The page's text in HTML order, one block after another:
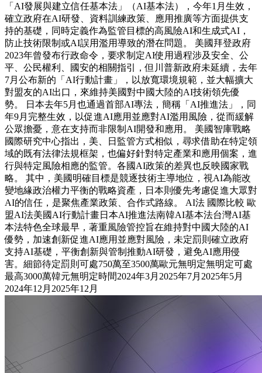
「AI發展與建立信任基本法」（AI基本法），今年1月生效，
確立政府在AI研發、資料訓練政策、應用推廣等方面提供支
持的基礎，同時定義作為監管目標的高風險AI和生成式AI，
防止技術限制或AI誤用濫用導致的潛在問題。 美國拜登政府
2023年曾發布行政命令，要求制定AI使用過程涉及安全、公
平、公民權利、國安的相關指引，但川普新政府未延續，去年
7月公布新的「AI行動計畫」，以放寬環境規範，並大幅擴大
對盟友的AI出口，來維持美國對中國大陸的AI技術領先優
勢。 日本去年5月也通過首部AI專法，簡稱「AI推進法」，同
年9月完整生效，以促進AI應用並應對AI濫用風險，從而緩解
公眾擔憂，意在支持而非限制AI開發和應用。 美國智庫戰略
國際研究中心指出，美、日監管方式相似，尋求借助在特定領
域的既有法律法規框架，也偏好針對特定產業和應用個案，進
行與特定風險相應的監管。各國AI政策的差異也反映國家戰
略。 其中，美國明確目標是競逐技術主導地位，視AI為能改
變地緣政治權力平衡的戰略資產，日本則優先考慮促進大眾對
AI的信任，是聚焦產業政策、合作式路線。 AI法 國際比較 歐
盟AI法美國AI行動計畫日本AI推進法南韓AI基本法台灣AI基
本法特色全球最早，著重風險管控旨在維持對中國大陸的AI
優勢，加速創新促進AI應用並應對風險，未定罰則確立政府
支持AI基礎，平衡創新與管制推動AI研發，避免AI應用侵
害。細節待定罰則可處750萬至3500萬歐元無明定無明定可處
最高3000萬韓元無明定時間2024年3月2025年7月2025年5月
2024年12月2025年12月